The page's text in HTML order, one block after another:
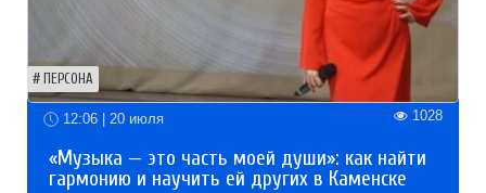
ПЕРСОНА
12:06 | 20 июля 1028
«Музыка — это часть моей души»: как найти
гармонию и научить ей других в Каменске